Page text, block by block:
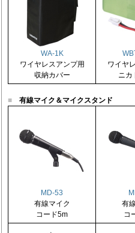
WA-1K
ワイヤレスアンプ用
収納カバー
ワイヤ
ニカ
■ 有線マイク＆マイクスタンド
MD-53
有線マイク
コード5m
有
コ